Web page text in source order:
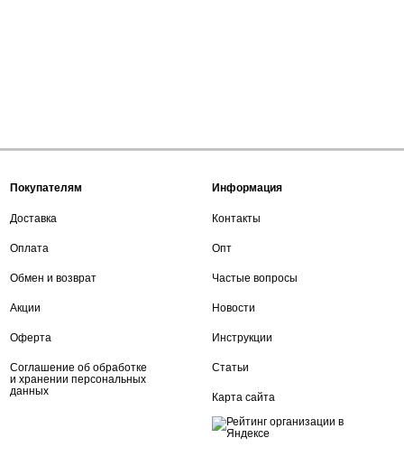
Покупателям
Доставка
Оплата
Обмен и возврат
Акции
Оферта
Соглашение об обработке
и хранении персональных
данных
Информация
Контакты
Опт
Частые вопросы
Новости
Инструкции
Статьи
Карта сайта